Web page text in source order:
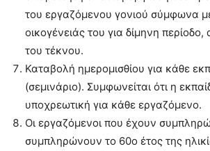
του εργαζόμενου γονιού σύμφωνα
οικογένειάς του για δίμηνη
του τέκνου.
Καταβολή ημερομισθίου για κάθε
(σεμινάριο). Συμφωνείται ότι η
υποχρεωτική για κάθε εργαζόμενο.
Οι εργαζόμενοι που έχουν
συμπληρώνουν το 60ο έτος της